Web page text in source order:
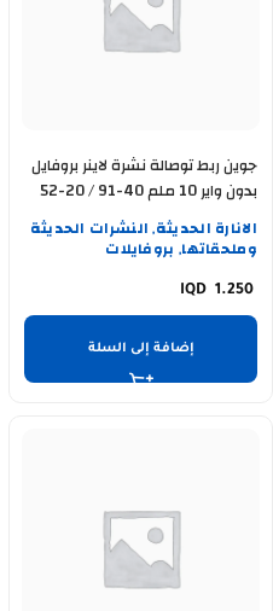
جوين ربط توصالة نشرة لاينر بروفايل
بدون واير 10 ملم 40-91 / 20-52
الانارة الحديثة, النشرات الحديثة
وملحقاتها, بروفايلات
1.250
إضافة إلى السلة